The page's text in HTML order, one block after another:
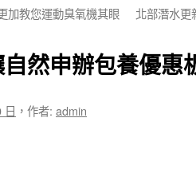
加教您運動臭氧機其眼
北部潛水更
然申辦包養優惠
日 ， 作者: admin